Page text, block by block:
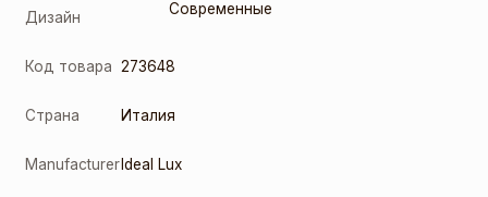
Дизайн Современные
Код товара 273648
Страна Италия
Manufacturer Ideal Lux